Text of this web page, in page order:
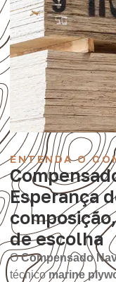
ENTENDA O
Esperança
de escolha
OCompensado
técnicomarine